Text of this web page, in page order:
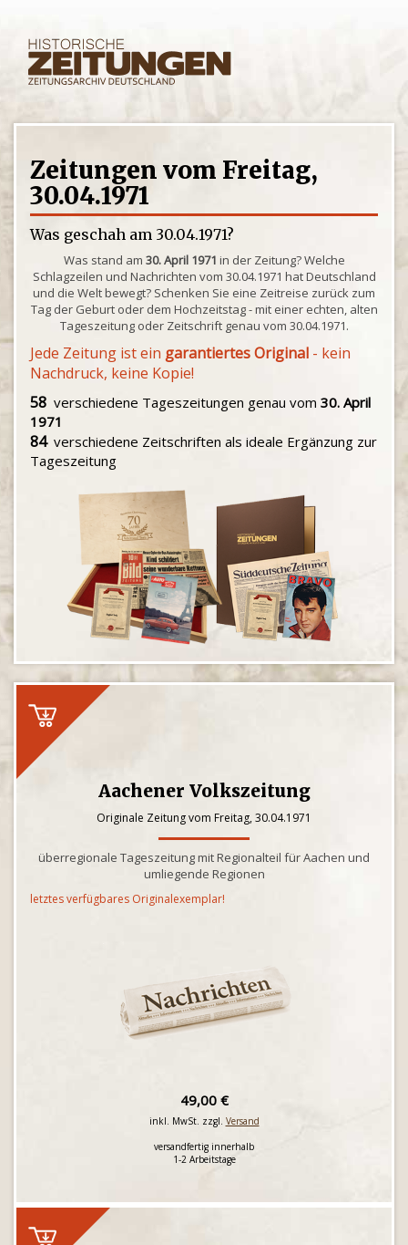
Zeitungen vom Freitag,
30.04.1971
Was geschah am 30.04.1971?
Was stand am 30. April 1971 in der Zeitung? Welche
Schlagzeilen und Nachrichten vom 30.04.1971 hat Deutschland
und die Welt bewegt? Schenken Sie eine Zeitreise zurück zum
Tag der Geburt oder dem Hochzeitstag - mit einer echten, alten
Tageszeitung oder Zeitschrift genau vom 30.04.1971.
Jede Zeitung ist ein garantiertes Original - kein
Nachdruck, keine Kopie!
58 verschiedene Tageszeitungen genau vom 30. April
1971
84verschiedene Zeitschriften als ideale Ergänzung zur
Tageszeitung
Aachener Volkszeitung
Originale Zeitung vom Freitag, 30.04.1971
überregionale Tageszeitung mit Regionalteil für Aachen und
umliegende Regionen
letztes verfügbares Originalexemplar!
49,00 €
inkl. MwSt. zzgl. Versand
versandfertig innerhalb
1-2 Arbeitstage